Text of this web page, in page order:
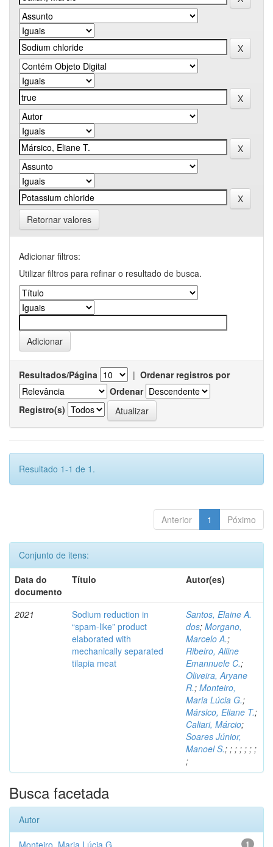
Retornar valores
Adicionar filtros:
Utilizar filtros para refinar o resultado de busca.
Resultados/Página | Ordenar registros por
Ordenar
Registro(s)
Resultado 1-1 de 1.
Anterior 1 Póximo
Conjunto de itens:
Data do
documento
Título Autor(es)
2021
Sodium reduction in
“spam-like” product
elaborated with
mechanically separated
tilapia meat
Santos, Elaine A.
dos; Morgano,
Marcelo A.;
Ribeiro, Alline
Emannuele C.;
Oliveira, Aryane
R.; Monteiro,
Maria Lúcia G.;
Mársico, Eliane T.;
Caliari, Márcio;
Soares Júnior,
Manoel S.; ; ; ; ; ; ;
;
Busca facetada
Autor
1